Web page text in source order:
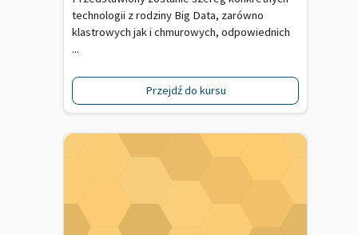
technologii z rodziny Big Data, zarówno
klastrowych jak i chmurowych, odpowiednich
...
Przejdź do kursu